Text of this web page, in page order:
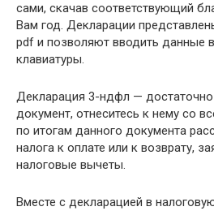
сами, скачав соответствующий
Вам год. Декларации
pdf и позволяют вводить данные
клавиатуры.
Декларация 3-ндфл —
документ, отнеситесь к нему со
по итогам данного документа
налога к оплате или к возврату,
налоговые вычеты.
Вместе с декларацией в